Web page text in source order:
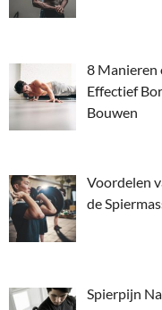
8 Manieren
Effectief
Bouwen
Voordelen
de
Spierpijn